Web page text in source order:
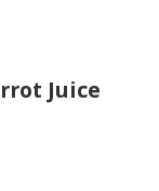
Juice